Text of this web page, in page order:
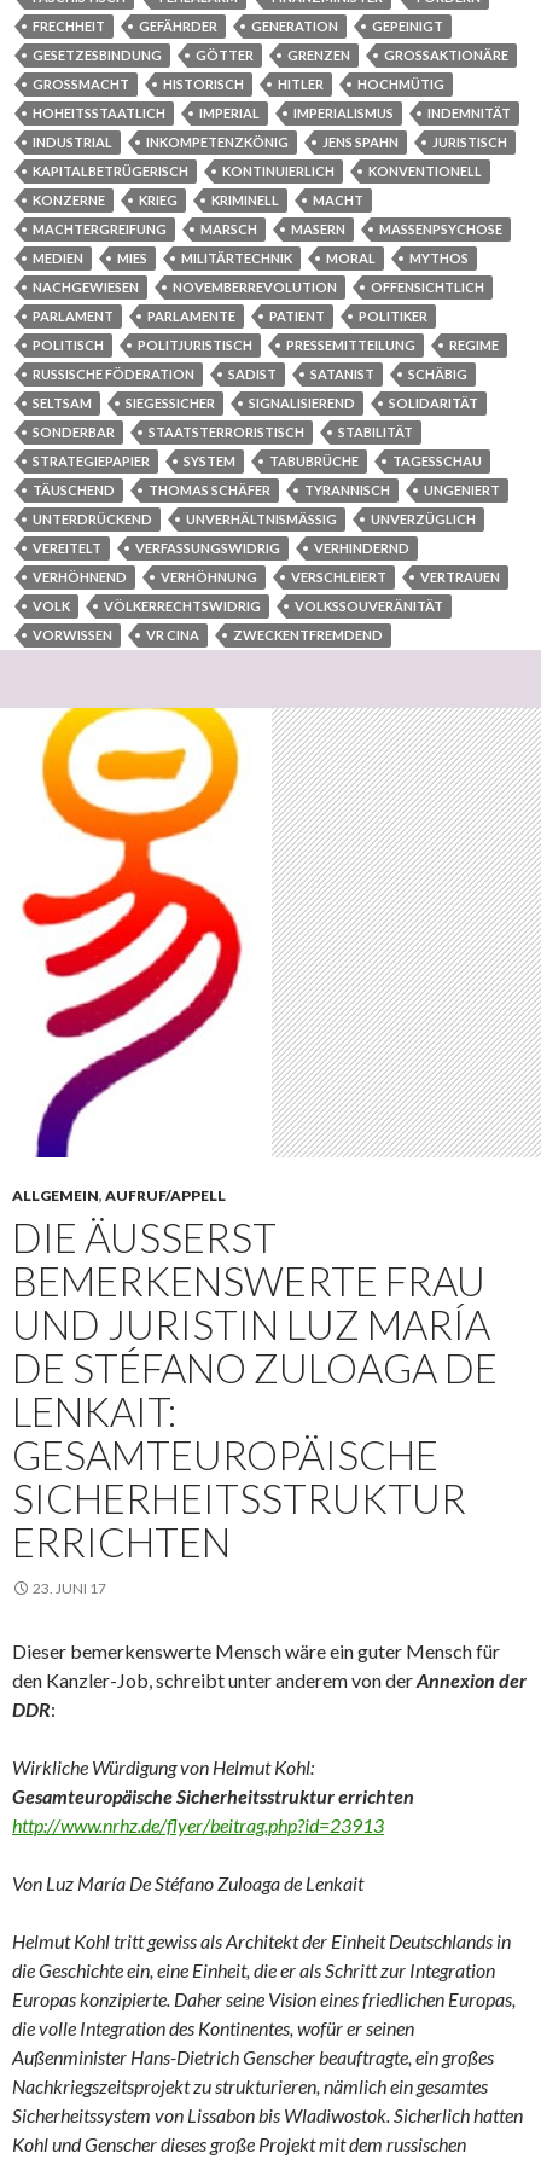
FRECHHEIT
GEFÄHRDER GENERATION
GEPEINIGT
GESETZESBINDUNG
GÖTTER GRENZEN
GROSSAKTIONÄRE
GROSSMACHT
HISTORISCH HITLER
HOCHMÜTIG
HOHEITSSTAATLICH
IMPERIAL IMPERIALISMUS
INDEMNITÄT
INDUSTRIAL
INKOMPETENZKÖNIG JENS SPAHN
JURISTISCH
KAPITALBETRÜGERISCH
KONTINUIERLICH
KONVENTIONELL
KONZERNE
KRIEG KRIMINELL
MACHT
MACHTERGREIFUNG
MARSCH MASERN
MASSENPSYCHOSE
MEDIEN
MIES MILITÄRTECHNIK MORAL
MYTHOS
NACHGEWIESEN
NOVEMBERREVOLUTION
OFFENSICHTLICH
PARLAMENT
PARLAMENTE PATIENT
POLITIKER
POLITISCH
POLITJURISTISCH PRESSEMITTEILUNG
REGIME
RUSSISCHE FÖDERATION
SADIST SATANIST
SCHÄBIG
SELTSAM
SIEGESSICHER SIGNALISIEREND
SOLIDARITÄT
SONDERBAR
STAATSTERRORISTISCH
STABILITÄT
STRATEGIEPAPIER
SYSTEM TABUBRÜCHE
TAGESSCHAU
TÄUSCHEND
THOMAS SCHÄFER TYRANNISCH
UNGENIERT
UNTERDRÜCKEND
UNVERHÄLTNISMÄSSIG
UNVERZÜGLICH
VEREITELT
VERFASSUNGSWIDRIG
VERHINDERND
VERHÖHNEND
VERHÖHNUNG VERSCHLEIERT
VERTRAUEN
VOLK
VÖLKERRECHTSWIDRIG
VOLKSSOUVERÄNITÄT
VORWISSEN
VR CINA ZWECKENTFREMDEND
ALLGEMEIN, AUFRUF/APPELL
DIE ÄUSSERST B
EMERKENSWERTE FRAU U
ND JURISTIN LUZ MARÍA D
E STÉFANO ZULOAGA DE L
ENKAIT: G
ESAMTEUROPÄISCHE S
ICHERHEITSSTRUKTUR E
RRICHTEN
23. JUNI 17
Dieser bemerkenswerte Mensch wäre ein guter Mensch für
den Kanzler-Job, schreibt unter anderem von derAnnexion der
DDR:
Wirkliche Würdigung von Helmut Kohl:
Gesamteuropäische Sicherheitsstruktur errichten
http://www.nrhz.de/flyer/beitrag.php?id=23913
Von Luz María De Stéfano Zuloaga de Lenkait
Helmut Kohl tritt gewiss als Architekt der Einheit Deutschlands in
die Geschichte ein, eine Einheit, die er als Schritt zur Integration
Europas konzipierte. Daher seine Vision eines friedlichen Europas,
die volle Integration des Kontinentes, wofür er seinen
Außenminister Hans-Dietrich Genscher beauftragte, ein großes
Nachkriegszeitsprojekt zu strukturieren, nämlich ein gesamtes
Sicherheitssystem von Lissabon bis Wladiwostok. Sicherlich hatten
Kohl und Genscher dieses große Projekt mit dem russischen